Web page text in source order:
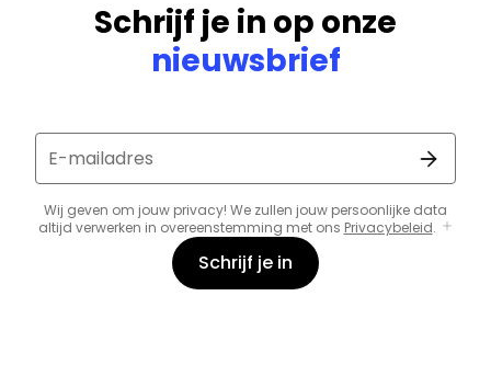
Schrijf je in op onze
nieuwsbrief
E-mailadres
Wij geven om jouw privacy! We zullen jouw persoonlijke data
altijd verwerken in overeenstemming met ons Privacybeleid.
Schrijf je in